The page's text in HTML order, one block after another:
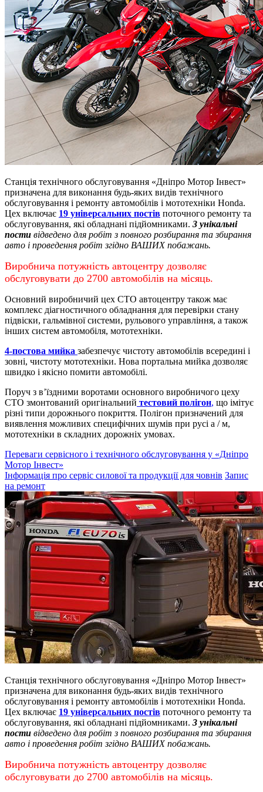
Станція технічного обслуговування «Дніпро Мотор Інвест»
призначена для виконання будь-яких видів технічного
обслуговування і ремонту автомобілів і мототехніки Honda.
Цех включає 19 універсальних постів поточного ремонту та
обслуговування, які обладнані підйомниками. 3 унікальні
пости відведено для робіт з повного розбирання та збирання
авто і проведення робіт згідно ВАШИХ побажань.
Виробнича потужність автоцентру дозволяє
обслуговувати до 2700 автомобілів на місяць.
Основний виробничий цех СТО автоцентру також має
комплекс діагностичного обладнання для перевірки стану
підвіски, гальмівної системи, рульового управління, а також
інших систем автомобіля, мототехніки.
4-постова мийка забезпечує чистоту автомобілів всередині і
зовні, чистоту мототехніки. Нова портальна мийка дозволяє
швидко і якісно помити автомобілі.
Поруч з в’їздними воротами основного виробничого цеху
СТО змонтований оригінальний тестовий полігон, що імітує
різні типи дорожнього покриття. Полігон призначений для
виявлення можливих специфічних шумів при русі а / м,
мототехніки в складних дорожніх умовах.
Переваги сервісного і технічного обслуговування у «Дніпро
Мотор Інвест»
Інформація про сервіс силової та продукції для човнів Запис
на ремонт
Станція технічного обслуговування «Дніпро Мотор Інвест»
призначена для виконання будь-яких видів технічного
обслуговування і ремонту автомобілів і мототехніки Honda.
Цех включає 19 універсальних постів поточного ремонту та
обслуговування, які обладнані підйомниками. 3 унікальні
пости відведено для робіт з повного розбирання та збирання
авто і проведення робіт згідно ВАШИХ побажань.
Виробнича потужність автоцентру дозволяє
обслуговувати до 2700 автомобілів на місяць.